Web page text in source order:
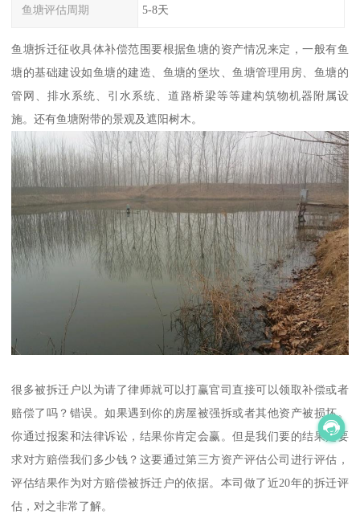
鱼塘评估周期 5-8天
鱼塘拆迁征收具体补偿范围要根据鱼塘的资产情况来定，一般有鱼
塘的基础建设如鱼塘的建造、鱼塘的堡坎、鱼塘管理用房、鱼塘的
管网、排水系统、引水系统、道路桥梁等等建构筑物机器附属设
施。还有鱼塘附带的景观及遮阳树木。
很多被拆迁户以为请了律师就可以打赢官司直接可以领取补偿或者
赔偿了吗？错误。如果遇到你的房屋被强拆或者其他资产被损坏。
你通过报案和法律诉讼，结果你肯定会赢。但是我们要的结果是要
求对方赔偿我们多少钱？这要通过第三方资产评估公司进行评估，
评估结果作为对方赔偿被拆迁户的依据。本司做了近20年的拆迁评
估，对之非常了解。